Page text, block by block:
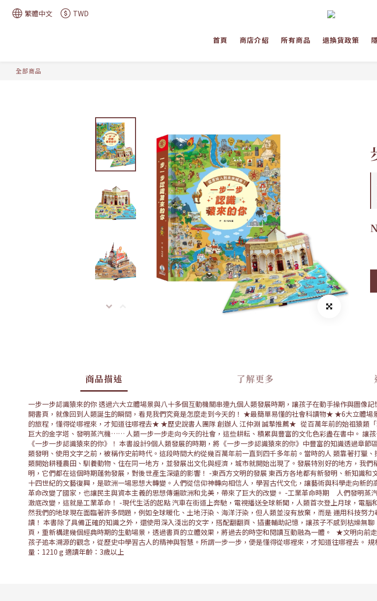
繁體中文 TWD
首頁 商店介紹 所有商品 退換貨政策
全部商品
商品描述 了解更多
一步一步認識猿來的你 透過六大立體場景與八十多個互動機關串連九個人類發展時期，讓孩子在動手操作與圖像
開書頁，就像回到人類誕生的瞬間，看見我們究竟是怎麼走到今天的！ ★最簡單易懂的社會科讀物★ ★6大立體
的旅程，懂得從哪裡來，才知道往哪裡去★ ★歷史說書人團隊 創辦人 江仲淵 誠摯推薦★ 從百萬年前的始祖猿類
巨大的金字塔、發明蒸汽機…… 人類一步一步走向今天的社會，這些耕耘、積累與豐富的文化色彩盡在書中。 讓
《一步一步認識猿來的你》！ 本書設計9個人類發展的時期，將《一步一步認識猿來的你》中豐富的知識透過章
類發明、使用文字之前，被稱作史前時代。這段時間大約從幾百萬年前一直到四千多年前。當時的人 類靠著打獵
類開始耕種農田、馴養動物、住在同一地方，並發展出文化與經濟，城市就開始出現了。發展特別好的地方，我
明，它們都在這個時期蓬勃發展，對後世產生深遠的影響！ -東西方文明的發展 東西方各地都有新發明、新知識
十四世紀的文藝復興，是歐洲一場思想大轉變。人們從信仰神轉向相信人，學習古代文化，讓藝術與科學走向新
革命改變了國家，也讓民主與資本主義的思想傳遍歐洲和北美，帶來了巨大的改變。 -工業革命時期 人們發明蒸
澈底改變，這就是工業革命！ -現代生活的起點 汽車在街道上奔馳，電視播送全球新聞，人類首次登上月球，電
然我們的地球現在面臨著許多問題，例如全球暖化、土地汙染、海洋汙染，但人類並沒有放棄，而是 運用科技
讀！ 本書除了具備正確的知識之外，還使用深入淺出的文字，搭配翻翻頁、插畫輔助記憶，讓孩子不感到枯燥
頁，重新構建幾個經典時期的生動場景，透過書頁的立體效果，將過去的時空和閱讀互動融為一體。 ★文明向前
孩子追本溯源的觀念，從歷史中學習古人的精神與智慧。所謂一步一步，便是懂得從哪裡來，才知道往哪裡去。
量：1210 g 適讀年齡：3歲以上